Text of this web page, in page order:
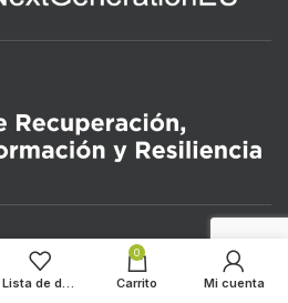
Lista de deseos
0
Carrito Mi cuenta